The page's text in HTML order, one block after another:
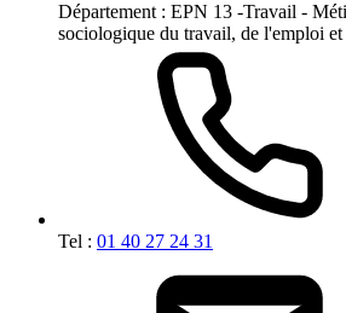
Département : EPN 13 -Travail -
sociologique du travail, de l'emploi et
Tel : 01 40 27 24 31